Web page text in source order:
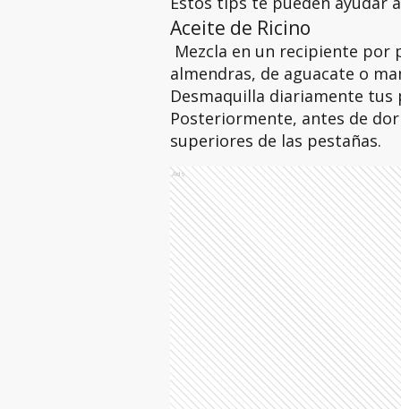
Aceite de Ricino
Mezcla en un recipiente por
almendras, de aguacate o
Desmaquilla diariamente tus
Posteriormente, antes de
superiores de las pestañas.
Ads